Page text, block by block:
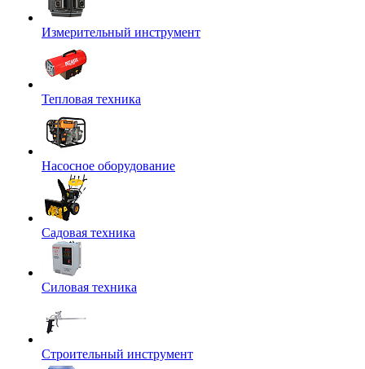
Измерительный инструмент
Тепловая техника
Насосное оборудование
Садовая техника
Силовая техника
Строительный инструмент